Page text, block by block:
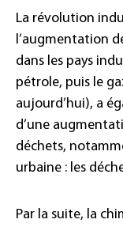
La révolution
l’augmentation
dans les pays
pétrole, puis le
aujourd’hui), a
d’une
déchets,
urbaine : les
Par la suite, la